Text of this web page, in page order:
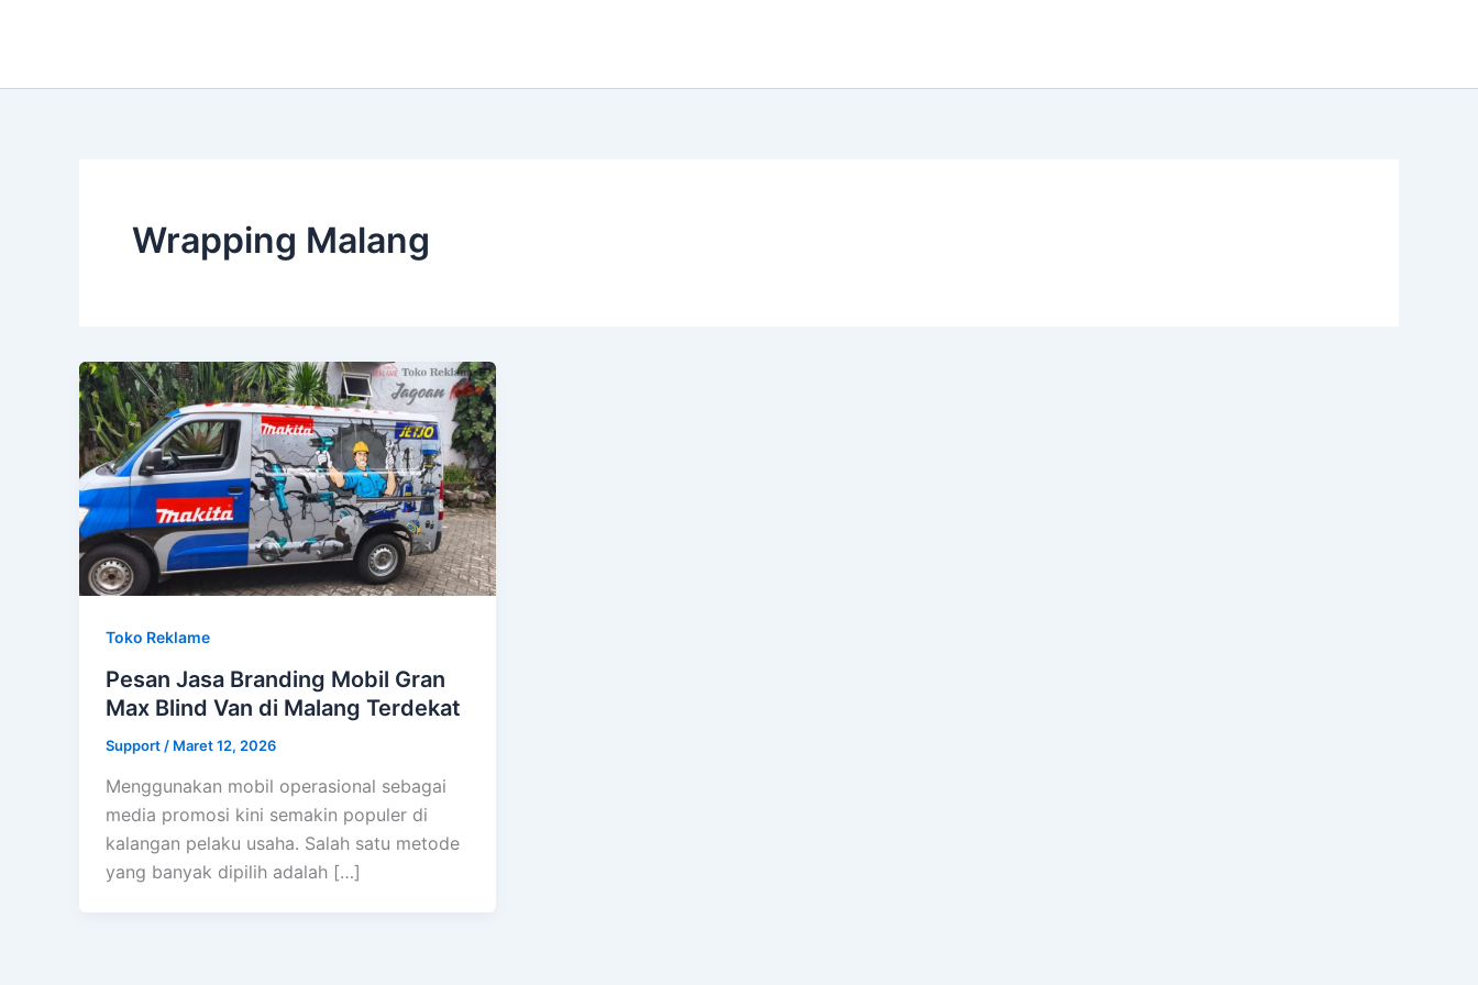
Wrapping Malang
Toko Reklame
Pesan Jasa Branding Mobil Gran
Max Blind Van di Malang Terdekat
Support / Maret 12, 2026
Menggunakan mobil operasional sebagai
media promosi kini semakin populer di
kalangan pelaku usaha. Salah satu metode
yang banyak dipilih adalah […]